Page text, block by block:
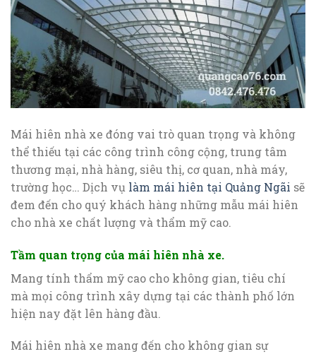
Mái hiên nhà xe đóng vai trò quan trọng và không
thể thiếu tại các công trình công cộng, trung tâm
thương mại, nhà hàng, siêu thị, cơ quan, nhà máy,
trường học… Dịch vụ làm mái hiên tại Quảng Ngãi sẽ
đem đến cho quý khách hàng những mẫu mái hiên
cho nhà xe chất lượng và thẩm mỹ cao.
Tầm quan trọng của mái hiên nhà xe.
Mang tính thẩm mỹ cao cho không gian, tiêu chí
mà mọi công trình xây dựng tại các thành phố lớn
hiện nay đặt lên hàng đầu.
Mái hiên nhà xe mang đến cho không gian sự